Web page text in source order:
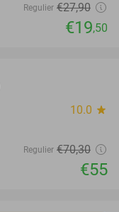
Regulier €27,90
€19,50
10.0 star
Regulier €70,30
€55